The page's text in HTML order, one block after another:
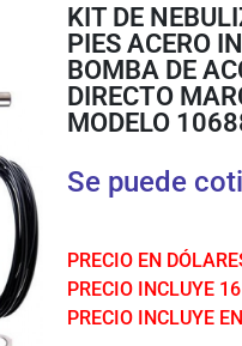
KIT DE
PIES ACERO
BOMBA DE
DIRECTO
MODELO
Se puede
PRECIO EN
PRECIO INCLUYE
PRECIO INCLUYE